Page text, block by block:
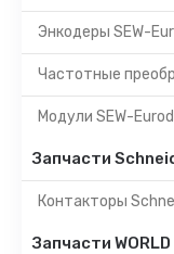
Энкодеры SEW-
Частотные
Модули SEW-
Запчасти
Контакторы
Запчасти WORLD